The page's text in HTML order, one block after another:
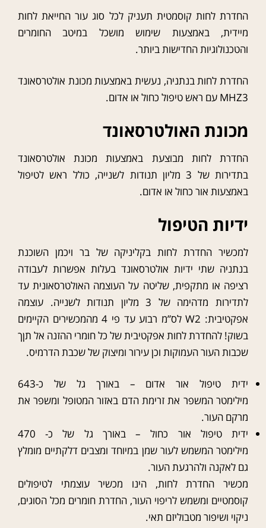
החדרת לחות קוסמטית תעניק לכל סוג עור החייאת לחות
מיידית, באמצעות שימוש מושכל במיטב החומרים
והטכנולוגיות החדישות ביותר.
החדרת לחות בנתניה, נעשית באמצעות מכונת אולטרסאונד
MHZ3 עם ראש טיפול כחול או אדום
.
מכונת האולטרסאונד
החדרת לחות מבוצעת באמצעות מכונת אולטרסאונד
בתדירות של 3 מליון תנודות לשנייה, כולל ראש לטיפול
באמצעות אור כחול או אדום.
ידיות הטיפול
למכשיר החדרת לחות בקליניקה של בר ויכמן השוכנת
בנתניה שתי ידיות אולטרסאונד בעלות אפשרות לעבודה
רציפה או מתקפית, שליטה על העוצמה האולטרסאונית עד
לתדירות מדהימה של 3 מליון תנודות לשנייה. עוצמה
אפקטיבית: 2
W
לס”מ רבוע עד פי 4 מהמכשירים הקיימים
בשוק! להחדרת לחות אפקטיבית של כל חומרי ההזנה אל תןך
שכבות העור העמוקות וכן עירור ומיצוק של שכבת הדרמיס.
ידית טיפול אור אדום – באורך גל של כ-643
מילימטר המשפר את זרימת הדם באזור המטופל ומשפר את
מרקם העור.
ידית טיפול אור כחול – באורך גל של כ- 470
מילימטר המשמש לעור שמן במיוחד ומצבים דלקתיים מומלץ
גם לאקנה ולהרגעת העור.
מכשיר החדרת לחות, הינו מכשיר עוצמתי לטיפולים
קוסמטיים ומשמש לריפוי העור, החדרת חומרים מכל הסוגים,
ניקוי ושיפור מטבוליזם תאי.